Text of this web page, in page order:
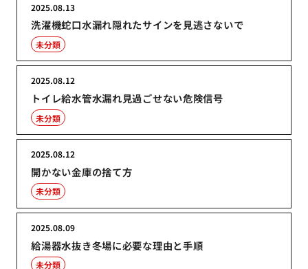
洗濯機蛇口水漏れ隠れたサインを見逃さないで
2025.08.13
未分類
トイレ給水管水漏れ見過ごせない危険信号
2025.08.12
未分類
開かない金庫の捨て方
2025.08.12
未分類
給湯器水抜き冬場に必要な理由と手順
2025.08.09
未分類